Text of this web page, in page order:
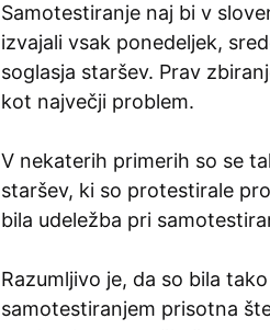
Samotestiranje naj bi v
izvajali vsak ponedeljek,
soglasja staršev. Prav
kot največji problem.
V nekaterih primerih so se
staršev, ki so protestirale
bila udeležba pri
Razumljivo je, da so bila
samotestiranjem prisotna